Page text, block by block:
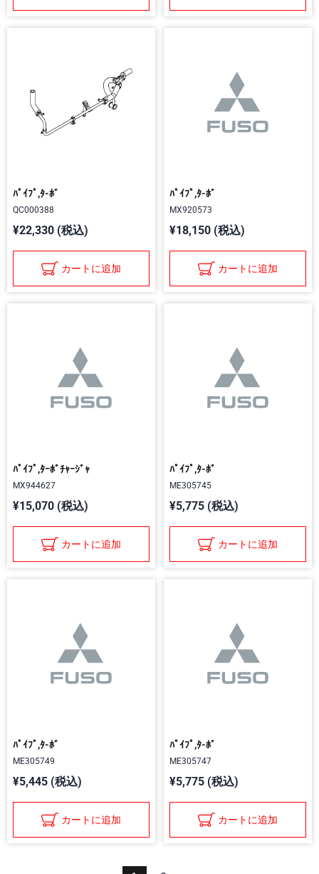
ﾊﾟｲﾌﾟ,ﾀ-ﾎﾞ
QC000388
¥22,330 (税込)
カートに追加
ﾊﾟｲﾌﾟ,ﾀ-ﾎﾞ
MX920573
¥18,150 (税込)
カートに追加
ﾊﾟｲﾌﾟ,ﾀｰﾎﾞﾁｬｰｼﾞｬ
MX944627
¥15,070 (税込)
カートに追加
ﾊﾟｲﾌﾟ,ﾀ-ﾎﾞ
ME305745
¥5,775 (税込)
カートに追加
ﾊﾟｲﾌﾟ,ﾀ-ﾎﾞ
ME305749
¥5,445 (税込)
カートに追加
ﾊﾟｲﾌﾟ,ﾀ-ﾎﾞ
ME305747
¥5,775 (税込)
カートに追加